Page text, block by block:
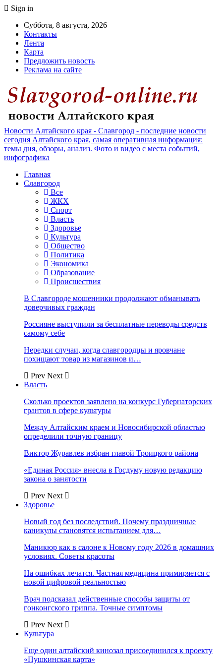
Sign in
Суббота, 8 августа, 2026
Контакты
Лента
Карта
Предложить новость
Реклама на сайте
Новости Алтайского края - Славгород - последние новости
сегодня Алтайского края, самая оперативная информация:
темы дня, обзоры, анализ. Фото и видео с места событий,
инфографика
Главная
Славгород
Все
ЖКХ
Спорт
Власть
Здоровье
Культура
Общество
Политика
Экономика
Образование
Происшествия
В Славгороде мошенники продолжают обманывать
доверчивых граждан
Россияне выступили за бесплатные переводы средств
самому себе
Нередки случаи, когда славгородцы и яровчане
похищают товар из магазинов и…
Prev Next
Власть
Сколько проектов заявлено на конкурс Губернаторских
грантов в сфере культуры
Между Алтайским краем и Новосибирской областью
определили точную границу
Виктор Журавлев избран главой Троицкого района
«Единая Россия» внесла в Госдуму новую редакцию
закона о занятости
Prev Next
Здоровье
Новый год без последствий. Почему праздничные
каникулы становятся испытанием для…
Маникюр как в салоне к Новому году 2026 в домашних
условиях. Советы красоты
На ошибках лечатся. Частная медицина примиряется с
новой цифровой реальностью
Врач подсказал действенные способы защиты от
гонконгского гриппа. Точные симптомы
Prev Next
Культура
Еще один алтайский кинозал присоединился к проекту
«Пушкинская карта»